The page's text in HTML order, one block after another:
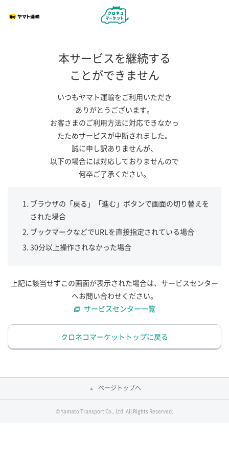
本サービスを継続する
ことができません
いつもヤマト運輸をご利用いただき
ありがとうございます。
お客さまのご利用方法に対応できなかっ
たためサービスが中断されました。
誠に申し訳ありませんが、
以下の場合には対応しておりませんので
何卒ご了承ください。
ブラウザの「戻る」「進む」ボタンで画面の切り替えを
された場合
ブックマークなどでURLを直接指定されている場合
30分以上操作されなかった場合
上記に該当せずこの画面が表示された場合は、サービスセンター
へお問い合わせください。
サービスセンター一覧
クロネコマーケットトップに戻る
ページトップへ
© Yamato Transport Co., Ltd. All Rights Reserved.